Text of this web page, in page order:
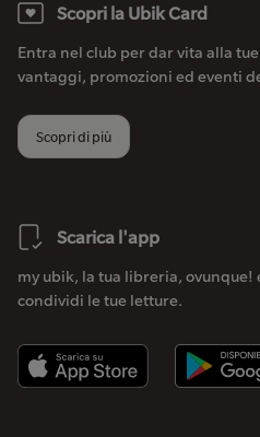
Scopri la Ubik Card
Entra nel club per dar vita alla
vantaggi, promozioni ed eventi
Scopri di più
Scarica l'app
my ubik, la tua libreria,
condividi le tue letture.